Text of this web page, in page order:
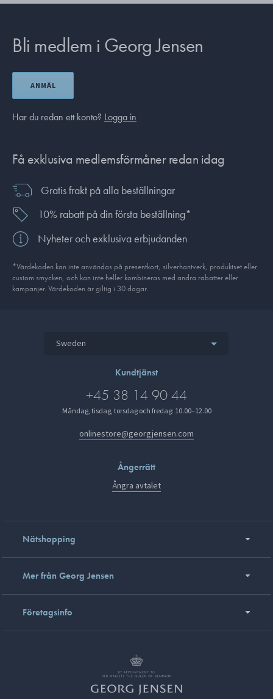
Bli medlem i Georg Jensen
ANMÄL
Har du redan ett konto? Logga in
Få exklusiva medlemsförmåner redan idag
Gratis frakt på alla beställningar
10% rabatt på din första beställning*
Nyheter och exklusiva erbjudanden
*Värdekoden kan inte användas på presentkort, silverhantverk, produkt­set eller
custom smycken, och kan inte heller kombineras med andra rabatter eller
kampanjer. Värdekoden är giltig i 30 dagar.
Sweden
Kundtjänst
+45 38 14 90 44
Måndag, tisdag, torsdag och fredag: 10.00–12.00
onlinestore@georgjensen.com
Ångerrätt
Ångra avtalet
Nätshopping
Mer från Georg Jensen
Företagsinfo